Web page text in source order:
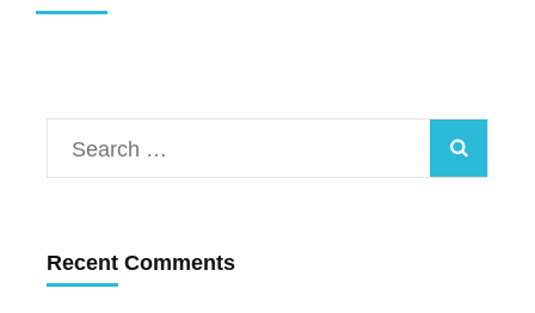
Search
for:
Recent Comments